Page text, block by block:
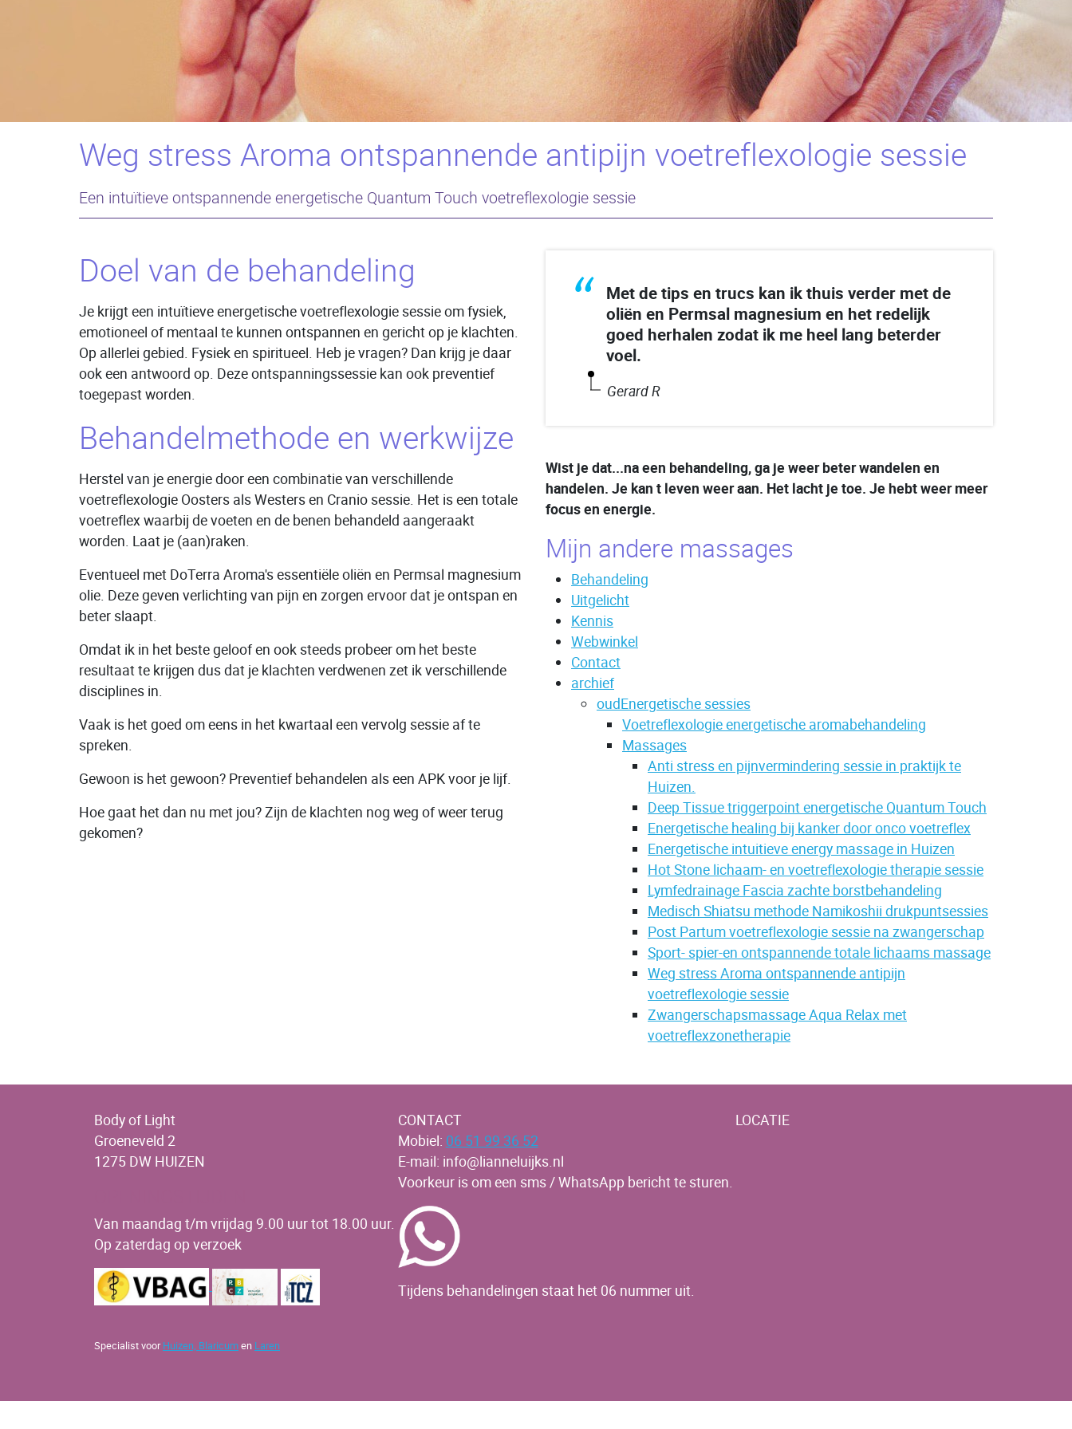
Weg stress Aroma ontspannende antipijn voetreflexologie sessie
Een intuïtieve ontspannende energetische Quantum Touch voetreflexologie sessie
Doel van de behandeling
Je krijgt een intuïtieve energetische voetreflexologie sessie om fysiek,
emotioneel of mentaal te kunnen ontspannen en gericht op je klachten.
Op allerlei gebied. Fysiek en spiritueel. Heb je vragen? Dan krijg je daar
ook een antwoord op. Deze ontspanningssessie kan ook preventief
toegepast worden.
Behandelmethode en werkwijze
Herstel van je energie door een combinatie van verschillende
voetreflexologie Oosters als Westers en Cranio sessie. Het is een totale
voetreflex waarbij de voeten en de benen behandeld aangeraakt
worden. Laat je (aan)raken.
Eventueel met DoTerra Aroma's essentiële oliën en Permsal magnesium
olie. Deze geven verlichting van pijn en zorgen ervoor dat je ontspan en
beter slaapt.
Omdat ik in het beste geloof en ook steeds probeer om het beste
resultaat te krijgen dus dat je klachten verdwenen zet ik verschillende
disciplines in.
Vaak is het goed om eens in het kwartaal een vervolg sessie af te
spreken.
Gewoon is het gewoon? Preventief behandelen als een APK voor je lijf.
Hoe gaat het dan nu met jou? Zijn de klachten nog weg of weer terug
gekomen?
“
Met de tips en trucs kan ik thuis verder met de
oliën en Permsal magnesium en het redelijk
goed herhalen zodat ik me heel lang beterder
voel.
Gerard R
Wist je dat...na een behandeling, ga je weer beter wandelen en
handelen. Je kan t leven weer aan. Het lacht je toe. Je hebt weer meer
focus en energie.
Mijn andere massages
Behandeling
Uitgelicht
Kennis
Webwinkel
Contact
archief
oudEnergetische sessies
Voetreflexologie energetische aromabehandeling
Massages
Anti stress en pijnvermindering sessie in praktijk te
Huizen.
Deep Tissue triggerpoint energetische Quantum Touch
Energetische healing bij kanker door onco voetreflex
Energetische intuitieve energy massage in Huizen
Hot Stone lichaam- en voetreflexologie therapie sessie
Lymfedrainage Fascia zachte borstbehandeling
Medisch Shiatsu methode Namikoshii drukpuntsessies
Post Partum voetreflexologie sessie na zwangerschap
Sport- spier-en ontspannende totale lichaams massage
Weg stress Aroma ontspannende antipijn
voetreflexologie sessie
Zwangerschapsmassage Aqua Relax met
voetreflexzonetherapie
Body of Light
Groeneveld 2
1275 DW HUIZEN
Van maandag t/m vrijdag 9.00 uur tot 18.00 uur.
Op zaterdag op verzoek
Specialist voor Huizen, Blaricumen Laren
CONTACT
Mobiel: 06 51 99 36 52
E-mail: info@lianneluijks.nl
Voorkeur is om een sms / WhatsApp bericht te sturen.
Tijdens behandelingen staat het 06 nummer uit.
LOCATIE